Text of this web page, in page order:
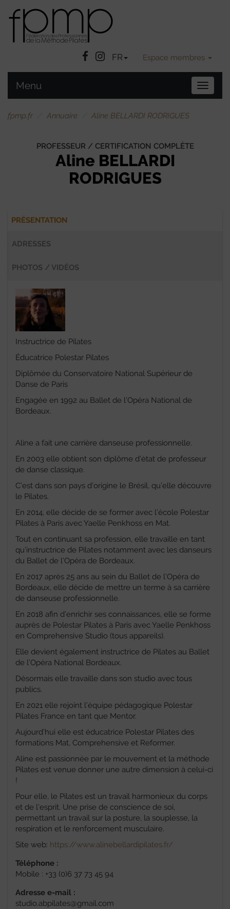
Facebook
Instatgram
FR Espace membres
la
Menu
fpmp.fr Annuaire Aline BELLARDI RODRIGUES
PROFESSEUR / CERTIFICATION COMPLÈTE
Aline BELLARDI
RODRIGUES
PRÉSENTATION
ADRESSES
PHOTOS / VIDÉOS
Instructrice de Pilates
Éducatrice Polestar Pilates
Diplômée du Conservatoire National Supérieur de
Danse de Paris
Engagée en 1992 au Ballet de l’Opéra National de
Bordeaux.
Aline a fait une carrière danseuse professionnelle.
En 2003 elle obtient son diplôme d’état de professeur
de danse classique.
C’est dans son pays d’origine le Brésil, qu’elle découvre
le Pilates.
En 2014, elle décide de se former avec l’école Polestar
Pilates à Paris avec Yaelle Penkhoss en Mat.
Tout en continuant sa profession, elle travaille en tant
qu’instructrice de Pilates notamment avec les danseurs
du Ballet de l’Opéra de Bordeaux.
En 2017 après 25 ans au sein du Ballet de l’Opéra de
Bordeaux, elle décide de mettre un terme à sa carrière
de danseuse professionnelle.
En 2018 afin d’enrichir ses connaissances, elle se forme
auprès de Polestar Pilates à Paris avec Yaelle Penkhoss
en Comprehensive Studio (tous appareils).
Elle devient également instructrice de Pilates au Ballet
de l’Opéra National Bordeaux.
Désormais elle travaille dans son studio avec tous
publics.
En 2021 elle rejoint l’équipe pédagogique Polestar
Pilates France en tant que Mentor.
Aujourd’hui elle est éducatrice Polestar Pilates des
formations Mat, Comprehensive et Reformer.
Aline est passionnée par le mouvement et la méthode
Pilates est venue donner une autre dimension à celui-ci
!
Pour elle, le Pilates est un travail harmonieux du corps
et de l’esprit. Une prise de conscience de soi,
permettant un travail sur la posture, la souplesse, la
respiration et le renforcement musculaire.
Site web: https://www.alinebellardipilates.fr/
Téléphone :
Mobile : +33 (0)6 37 73 45 94
Adresse e-mail :
studio.abpilates@gmail.com